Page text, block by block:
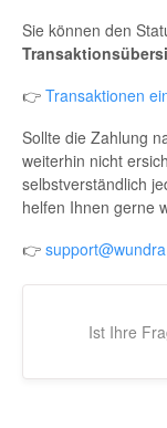
Sie können den
👉 Transaktionen
Sollte die Zahlung
weiterhin nicht
selbstverständlich
helfen Ihnen gerne
👉
Ist Ihre